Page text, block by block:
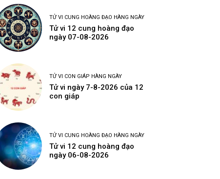
TỬ VI CUNG HOÀNG ĐẠO HÀNG NGÀY
Tử vi 12 cung hoàng đạo
ngày 07-08-2026
TỬ VI CON GIÁP HÀNG NGÀY
Tử vi ngày 7-8-2026 của 12
con giáp
TỬ VI CUNG HOÀNG ĐẠO HÀNG NGÀY
Tử vi 12 cung hoàng đạo
ngày 06-08-2026